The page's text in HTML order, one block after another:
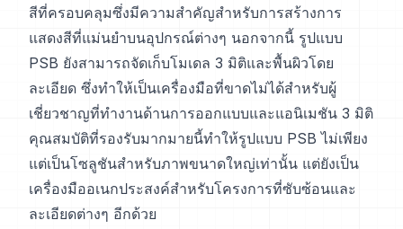
สีที่ครอบคลุมซึ่งมีความสำคัญสำหรับการสร้างการ
แสดงสีที่แม่นยำบนอุปกรณ์ต่างๆ นอกจากนี้ รูปแบบ
PSB ยังสามารถจัดเก็บโมเดล 3 มิติและพื้นผิวโดย
ละเอียด ซึ่งทำให้เป็นเครื่องมือที่ขาดไม่ได้สำหรับผู้
เชี่ยวชาญที่ทำงานด้านการออกแบบและแอนิเมชัน 3 มิติ
คุณสมบัติที่รองรับมากมายนี้ทำให้รูปแบบ PSB ไม่เพียง
แต่เป็นโซลูชันสำหรับภาพขนาดใหญ่เท่านั้น แต่ยังเป็น
เครื่องมืออเนกประสงค์สำหรับโครงการที่ซับซ้อนและ
ละเอียดต่างๆ อีกด้วย